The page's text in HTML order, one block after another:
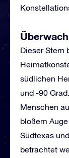
Dieser Stern
südlichen
und -90
Menschen
bloßem
Südtexas
betrachtet